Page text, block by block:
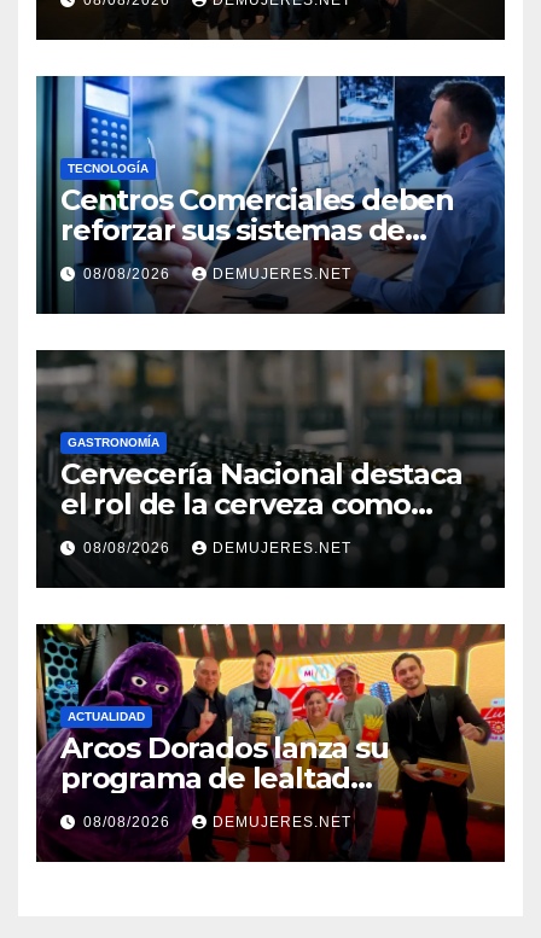
TRANSFORMAN LA FORMA
DE VIVIR EL CINE
TECNOLOGÍA
Centros Comerciales deben
reforzar sus sistemas de
seguridad ante el
incremento de visitantes por
el Décimo Tercer Mes
08/08/2026 DEMUJERES.NET
GASTRONOMÍA
Cervecería Nacional destaca
el rol de la cerveza como
motor de desarrollo
económico y sostenibilidad
en Panamá
08/08/2026 DEMUJERES.NET
ACTUALIDAD
Arcos Dorados lanza su
programa de lealtad
‘MiMcDonald’s y reconoce a
tres de sus clientes más
leales de Panamá
08/08/2026 DEMUJERES.NET